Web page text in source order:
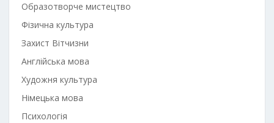
Образотворче мистецтво
Фізична культура
Захист Вітчизни
Англійська мова
Художня культура
Німецька мова
Психологія